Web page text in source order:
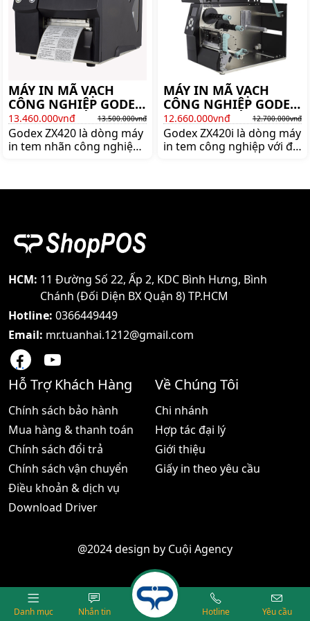
MÁY IN MÃ VẠCH
CÔNG NGHIỆP GODEX
ZX420
13.460.000vnđ 13.500.000vnđ
Godex ZX420 là dòng máy
in tem nhãn công nghiệp
nghiệp chính hãng giá cực
MÁY IN MÃ VẠCH
CÔNG NGHIỆP GODEX
ZX420i
12.660.000vnđ 12.700.000vnđ
Godex ZX420i là dòng máy
in tem công nghiệp với độ
mã vạch công nghiệp
HCM: 11 Đường Số 22, Ấp 2, KDC Bình Hưng, Bình
Chánh (Đối Diện BX Quận 8) TP.HCM
Hotline: 0366449449
Email: mr.tuanhai.1212@gmail.com
Hỗ Trợ Khách Hàng
Chính sách bảo hành
Mua hàng & thanh toán
Chính sách đổi trả
Chính sách vận chuyển
Điều khoản & dịch vụ
Download Driver
Về Chúng Tôi
Chi nhánh
Hợp tác đại lý
Giới thiệu
Giấy in theo yêu cầu
@2024 design by Cuội Agency
Danh mục Nhắn tin Hotline Yêu cầu